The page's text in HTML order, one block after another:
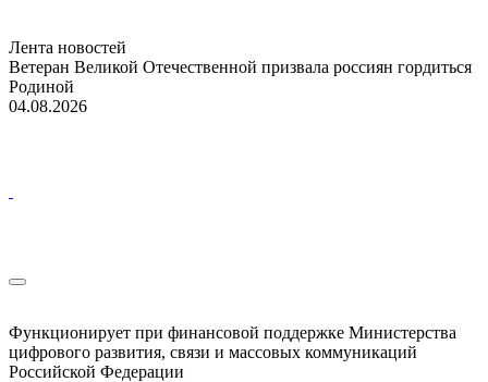
Лента новостей
Ветеран Великой Отечественной призвала россиян гордиться
Родиной
04.08.2026
Функционирует при финансовой поддержке Министерства
цифрового развития, связи и массовых коммуникаций
Российской Федерации